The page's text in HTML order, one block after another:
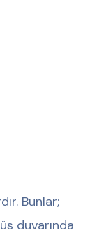
Bunlar;
duvarında